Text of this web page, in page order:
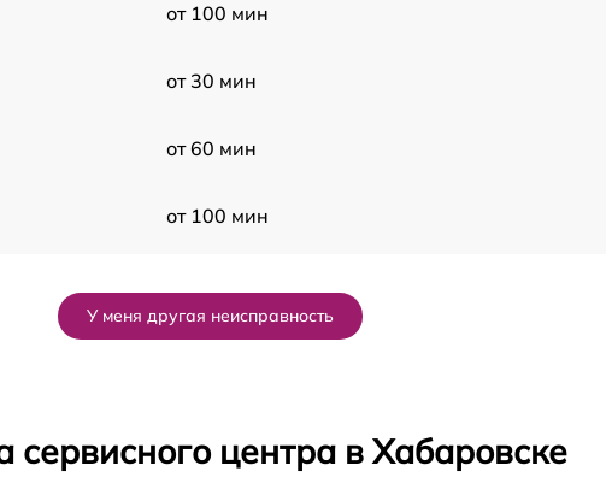
от 100 мин
от 30 мин
от 60 мин
от 100 мин
У меня другая неисправность
сервисного центра в Хабаровске